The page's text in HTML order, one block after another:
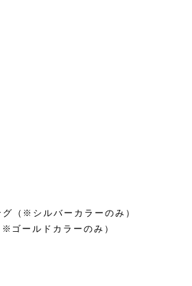
グ（※シルバーカラーのみ）
ゴールドカラーのみ）